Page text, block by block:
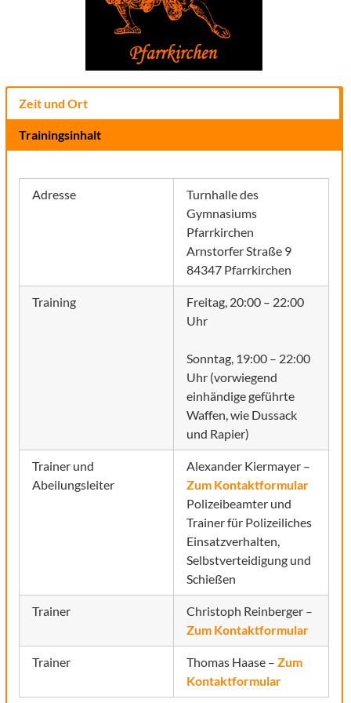
Zeit und Ort
Trainingsinhalt
Adresse
Turnhalle des
Gymnasiums
Pfarrkirchen
Arnstorfer Straße 9
84347 Pfarrkirchen
Training
Freitag, 20:00 – 22:00
Uhr
Sonntag, 19:00 – 22:00
Uhr (vorwiegend
einhändige geführte
Waffen, wie Dussack
und Rapier)
Trainer und
Abeilungsleiter
Alexander Kiermayer –
Zum Kontaktformular
Polizeibeamter und
Trainer für Polizeiliches
Einsatzverhalten,
Selbstverteidigung und
Schießen
Trainer
Christoph Reinberger –
Zum Kontaktformular
Trainer Thomas Haase –Zum
Kontaktformular